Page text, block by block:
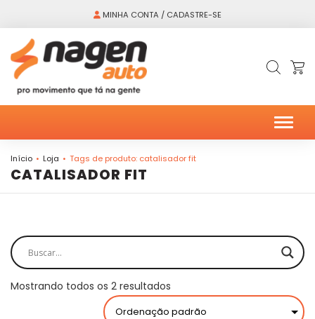
MINHA CONTA / CADASTRE-SE
Início Loja Tags de produto: catalisador fit
CATALISADOR FIT
Mostrando todos os 2 resultados